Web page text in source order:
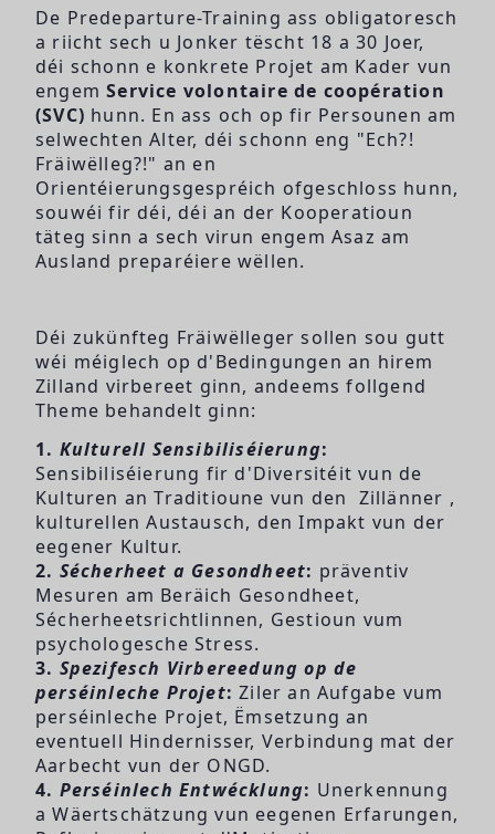
De Predeparture-Training ass obligatoresch
a riicht sech u Jonker tëscht 18 a 30 Joer,
déi schonn e konkrete Projet am Kader vun
engemService volontaire de coopération
(SVC) hunn. En ass och op fir Persounen am
selwechten Alter, déi schonn eng "Ech?!
Fräiwëlleg?!" an en
Orientéierungsgespréich ofgeschloss hunn,
souwéi fir déi, déi an der Kooperatioun
täteg sinn a sech virun engem Asaz am
Ausland preparéiere wëllen.
Déi zukünfteg Fräiwëlleger sollen sou gutt
wéi méiglech op d'Bedingungen an hirem
Zilland virbereet ginn, andeems follgend
Theme behandelt ginn:
1. Kulturell Sensibiliséierung:
Sensibiliséierung fir d'Diversitéit vun de
Kulturen an Traditioune vun den Zillänner ,
kulturellen Austausch, den Impakt vun der
eegener Kultur.
2. Sécherheet a Gesondheet: präventiv
Mesuren am Beräich Gesondheet,
Sécherheetsrichtlinnen, Gestioun vum
psychologesche Stress.
3. Spezifesch Virbereedung op de
perséinleche Projet: Ziler an Aufgabe vum
perséinleche Projet, Ëmsetzung an
eventuell Hindernisser, Verbindung mat der
Aarbecht vun der ONGD.
4. Perséinlech Entwécklung: Unerkennung
a Wäertschätzung vun eegenen Erfarungen,